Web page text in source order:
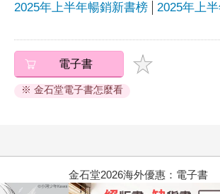
2025年上半年暢銷新書榜 2025年上
電子書
※ 金石堂電子書怎麼看
2026金石堂暑假漫博〈你好，我